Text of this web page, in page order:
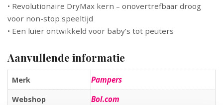
• Revolutionaire DryMax kern – onovertrefbaar droog
voor non-stop speeltijd
• Een luier ontwikkeld voor baby’s tot peuters
Aanvullende informatie
Merk Pampers
Webshop Bol.com